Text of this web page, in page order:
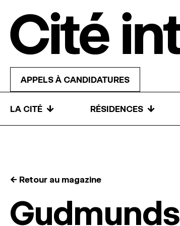
APPELS À CANDIDATURES
LA CITÉ ↓ RÉSIDENCES ↓
← Retour au magazine